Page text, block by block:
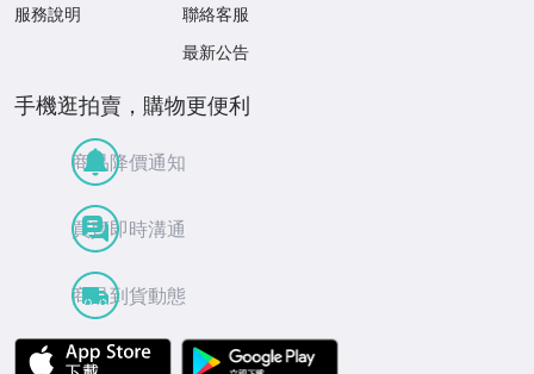
服務說明
聯絡客服
最新公告
手機逛拍賣，購物更便利
商品降價通知
買賣即時溝通
商品到貨動態
APP Store